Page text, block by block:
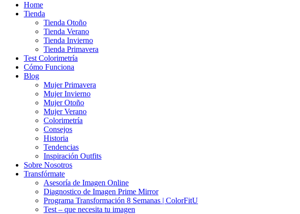
Home
Tienda
Tienda Otoño
Tienda Verano
Tienda Invierno
Tienda Primavera
Test Colorimetría
Cómo Funciona
Blog
Mujer Primavera
Mujer Invierno
Mujer Otoño
Mujer Verano
Colorimetría
Consejos
Historia
Tendencias
Inspiración Outfits
Sobre Nosotros
Transfórmate
Asesoría de Imagen Online
Diagnostico de Imagen Prime Mirror
Programa Transformación 8 Semanas | ColorFitU
Test – que necesita tu imagen